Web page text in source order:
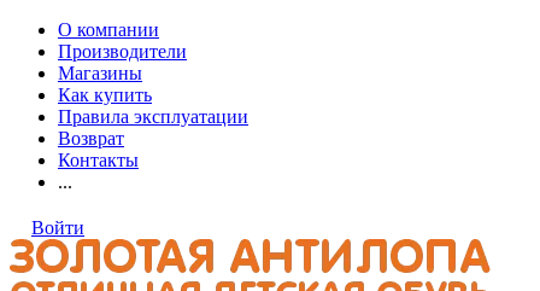
О компании
Производители
Магазины
Как купить
Правила эксплуатации
Возврат
Контакты
...
Войти